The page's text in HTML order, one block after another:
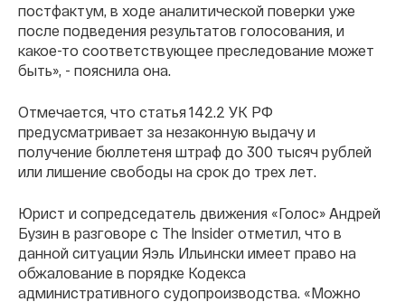
постфактум, в ходе аналитической поверки уже
после подведения результатов голосования, и
какое-то соответствующее преследование может
быть», - пояснила она.
Отмечается, что статья 142.2 УК РФ
предусматривает за незаконную выдачу и
получение бюллетеня штраф до 300 тысяч рублей
или лишение свободы на срок до трех лет.
Юрист и сопредседатель движения «Голос» Андрей
Бузин в разговоре с The Insider отметил, что в
данной ситуации Яэль Ильински имеет право на
обжалование в порядке Кодекса
административного судопроизводства. «Можно